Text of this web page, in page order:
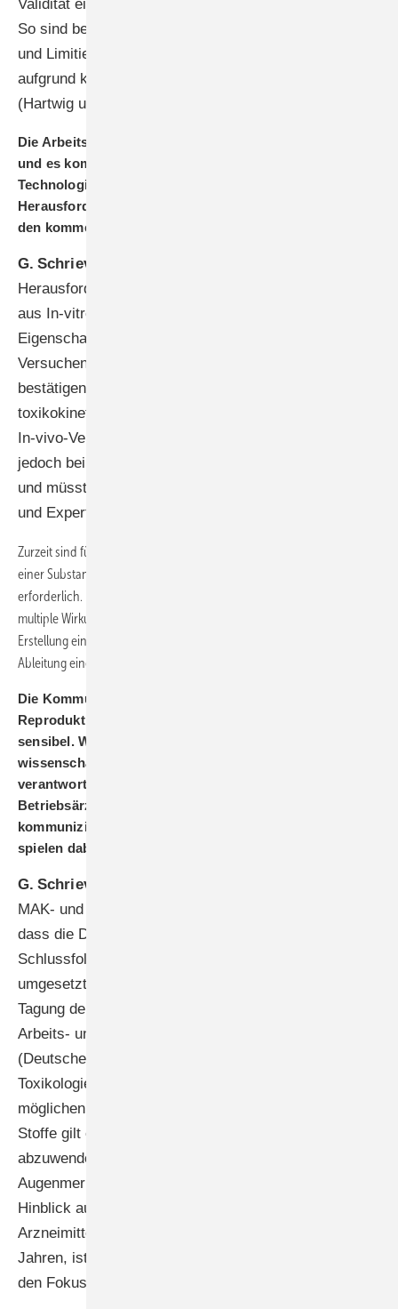
Validität einer epidemiologischen Studie zu bewerten.
So sind beispielsweise Studien zu Vanadium diskutiert
und Limitierungen, wie eine geringe statistische Power
aufgrund kleiner Kollektive, identifiziert worden
(Hartwig u. MAK-Kommission 2023).
Die Arbeitswelt ist einem ständigen Wandel unterworfen,
und es kommen immer wieder neue Substanzen und
Technologien zum Einsatz. Welche neuen
Herausforderungen sehen Sie für Ihre Arbeitsgruppe in
den kommenden Jahren?
G. Schriever-Schwemmer:
Herausforderung wird die Bewertung der Ergebnisse
aus In-vitro- und In-silico-Untersuchungen sein. Eine
Eigenschaft, die sich für einen Stoff aus diesen
Versuchen herausstellt, muss sich nicht in vivo
bestätigen. Hierbei ist ein wichtiger Aspekt das
toxikokinetische Verhalten eines Stoffes, was in den
In-vivo-Versuchen am Tier beinhaltet ist. Dies fehlt
jedoch bei den In-vitro- und In-silico-Untersuchungen
und müsste dann entsprechend durch Modellierungen
und Expert-Judgement aufgefangen werden.
Zurzeit sind für die Bewertung des entwicklungstoxischen Potenzials
einer Sub­stanz In-vivo-Daten aus Human- und/oder Tierstudien
erforderlich. Dabei können kritische Zielorgane und komplexe
multiple Wirkungen identifiziert werden. Darüber hinaus wird die
Erstellung einer Dosis-Wirkungs-Beziehung und gegebenenfalls die
Ableitung einer niedrigsten adversen Effektdosis ermöglicht.
Die Kommunikation von Risiken im Bereich der
Reproduktions- und Entwicklungstoxizität ist besonders
sensibel. Wie stellt Ihre Arbeitsgruppe sicher, dass die
wissenschaftlich fundierten Ergebnisse verständlich und
verantwortungsvoll an die Öffentlichkeit, an
Betriebsärztinnen und -ärzte sowie Arbeitgeber
kommuniziert werden? Welche ethischen Überlegungen
spielen dabei eine Rolle?
G. Schriever-Schwemmer:
MAK- und BAT-Begründungen wird darauf geachtet,
dass die Datenlage und vor allem die
Schlussfolgerungen dazu verständlich und transparent
umgesetzt sind. Dies gilt auch für Poster, die auf einer
Tagung der DGAUM (Deutsche Gesellschaft für
Arbeits- und Umweltmedizin) oder der DGPT
(Deutsche Gesellschaft für Pharmakologie und
Toxikologie) gezeigt werden. Am Arbeitsplatz mit einer
möglichen Exposition gegen gesundheitsgefährdende
Stoffe gilt es nicht nur, Schaden von der Beschäftigten
abzuwenden, sondern eben auch ein besonderes
Augenmerk auf das Ungeborene zu richten. Gerade im
Hinblick auf den bekannten teratogenen Schaden im
Arzneimittelbereich durch Thalidomid in den 60er
Jahren, ist der Schutz des Ungeborenen sehr stark in
den Fokus gerückt.